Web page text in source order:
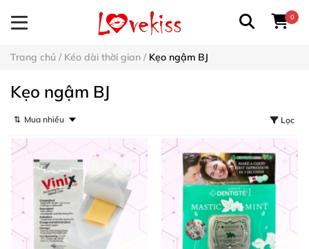
0
Trang chủ / Kéo dài thời gian / Kẹo ngậm BJ
Kẹo ngậm BJ
⇅ Lọc